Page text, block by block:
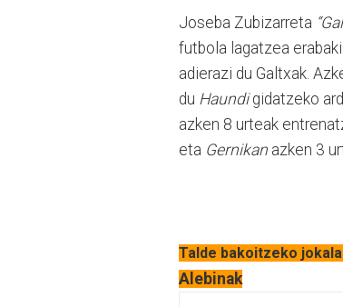
Joseba Zubizarreta
futbola lagatzea
adierazi du Galtxak.
du Haundigidatzeko
azken 8 urteak
eta Gernikan azken 3
Talde bakoitzeko
Alebinak